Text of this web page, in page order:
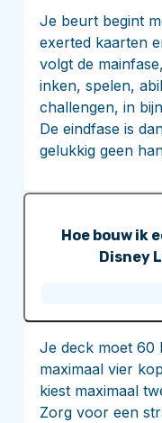
Je beurt begint
exerted kaarten
volgt de
inken, spelen,
challengen, in
De eindfase is
gelukkig geen
Hoe bouw ik
Disney
Je deck moet 60
maximaal vier
kiest maximaal
Zorg voor een